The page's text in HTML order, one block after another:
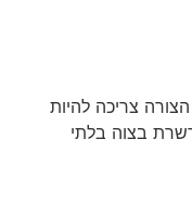
צריכה להיות
בצוה בלתי